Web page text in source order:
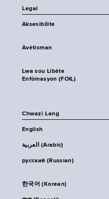
Legal
Aksesibilite
Avètisman
Lwa sou Libète
Enfòmasyon (FOIL)
Chwazi Lang
English
العربية (Arabic)
русский (Russian)
한국어 (Korean)